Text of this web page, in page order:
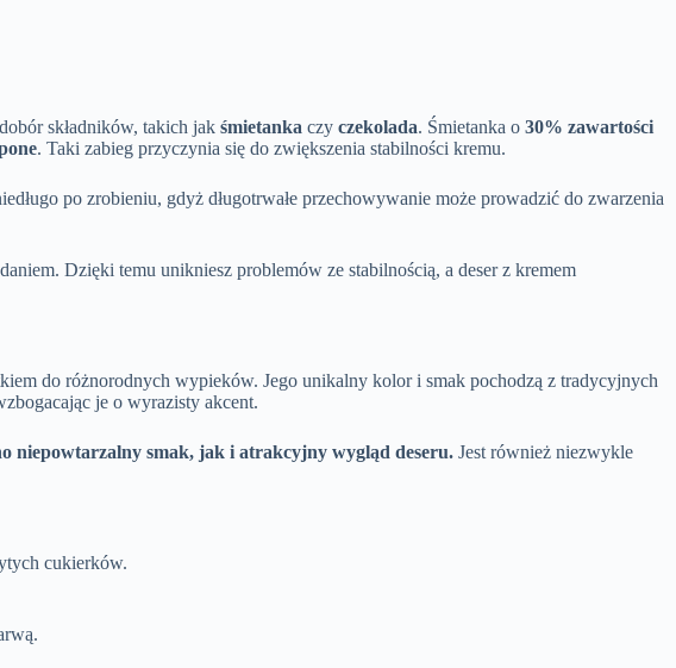
składników, takich jak śmietanka czy czekolada. Śmietanka o 30% zawartości
. Taki zabieg przyczynia się do zwiększenia stabilności kremu.
po zrobieniu, gdyż długotrwałe przechowywanie może prowadzić do zwarzenia
Dzięki temu unikniesz problemów ze stabilnością, a deser z kremem
do różnorodnych wypieków. Jego unikalny kolor i smak pochodzą z tradycyjnych
je o wyrazisty akcent.
niepowtarzalny smak, jak i atrakcyjny wygląd deseru. Jest również niezwykle
cukierków.